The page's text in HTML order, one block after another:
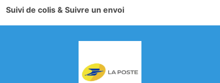
Suivi de colis & Suivre un envoi